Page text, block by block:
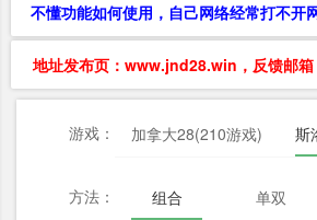
不懂功能如何使用，自己网络经常打不开
地址发布页：www.jnd28.win，反馈邮
游戏： 加拿大28(210游戏) 斯
方法： 组合 单双